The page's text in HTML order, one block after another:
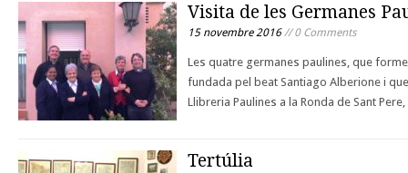
Visita de les Germanes
15 novembre 2016// 0 Comments
Les quatre germanes paulines, que
fundada pel beat Santiago Alberione i
Llibreria Paulines a la Ronda de Sant
Tertúlia